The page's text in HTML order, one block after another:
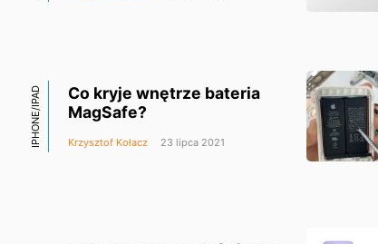
IPHONE/IPAD
Co kryje wnętrze bateria
MagSafe?
Krzysztof Kołacz 23 lipca 2021